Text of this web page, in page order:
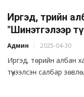
Иргэд, төрийн
"Шинэтгэлээр
Админ 2025-04-30
Иргэд, төрийн албан
түүчээлсэн салбар